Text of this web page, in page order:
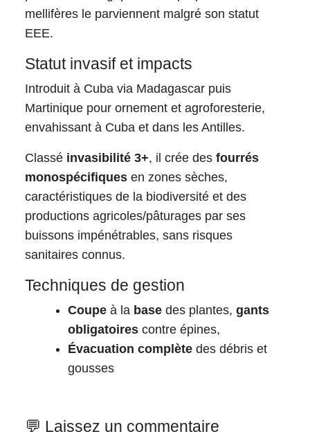
mellifères le parviennent malgré son statut
EEE.
Statut invasif et impacts
Introduit à Cuba via Madagascar puis
Martinique pour ornement et agroforesterie,
envahissant à Cuba et dans les Antilles.
Classé invasibilité 3+, il crée des fourrés
monospécifiques en zones sèches,
caractéristiques de la biodiversité et des
productions agricoles/pâturages par ses
buissons impénétrables, sans risques
sanitaires connus.
Techniques de gestion
Coupe à la base des plantes, gants
obligatoires contre épines,
Évacuation complète des débris et
gousses
💬 Laissez un commentaire